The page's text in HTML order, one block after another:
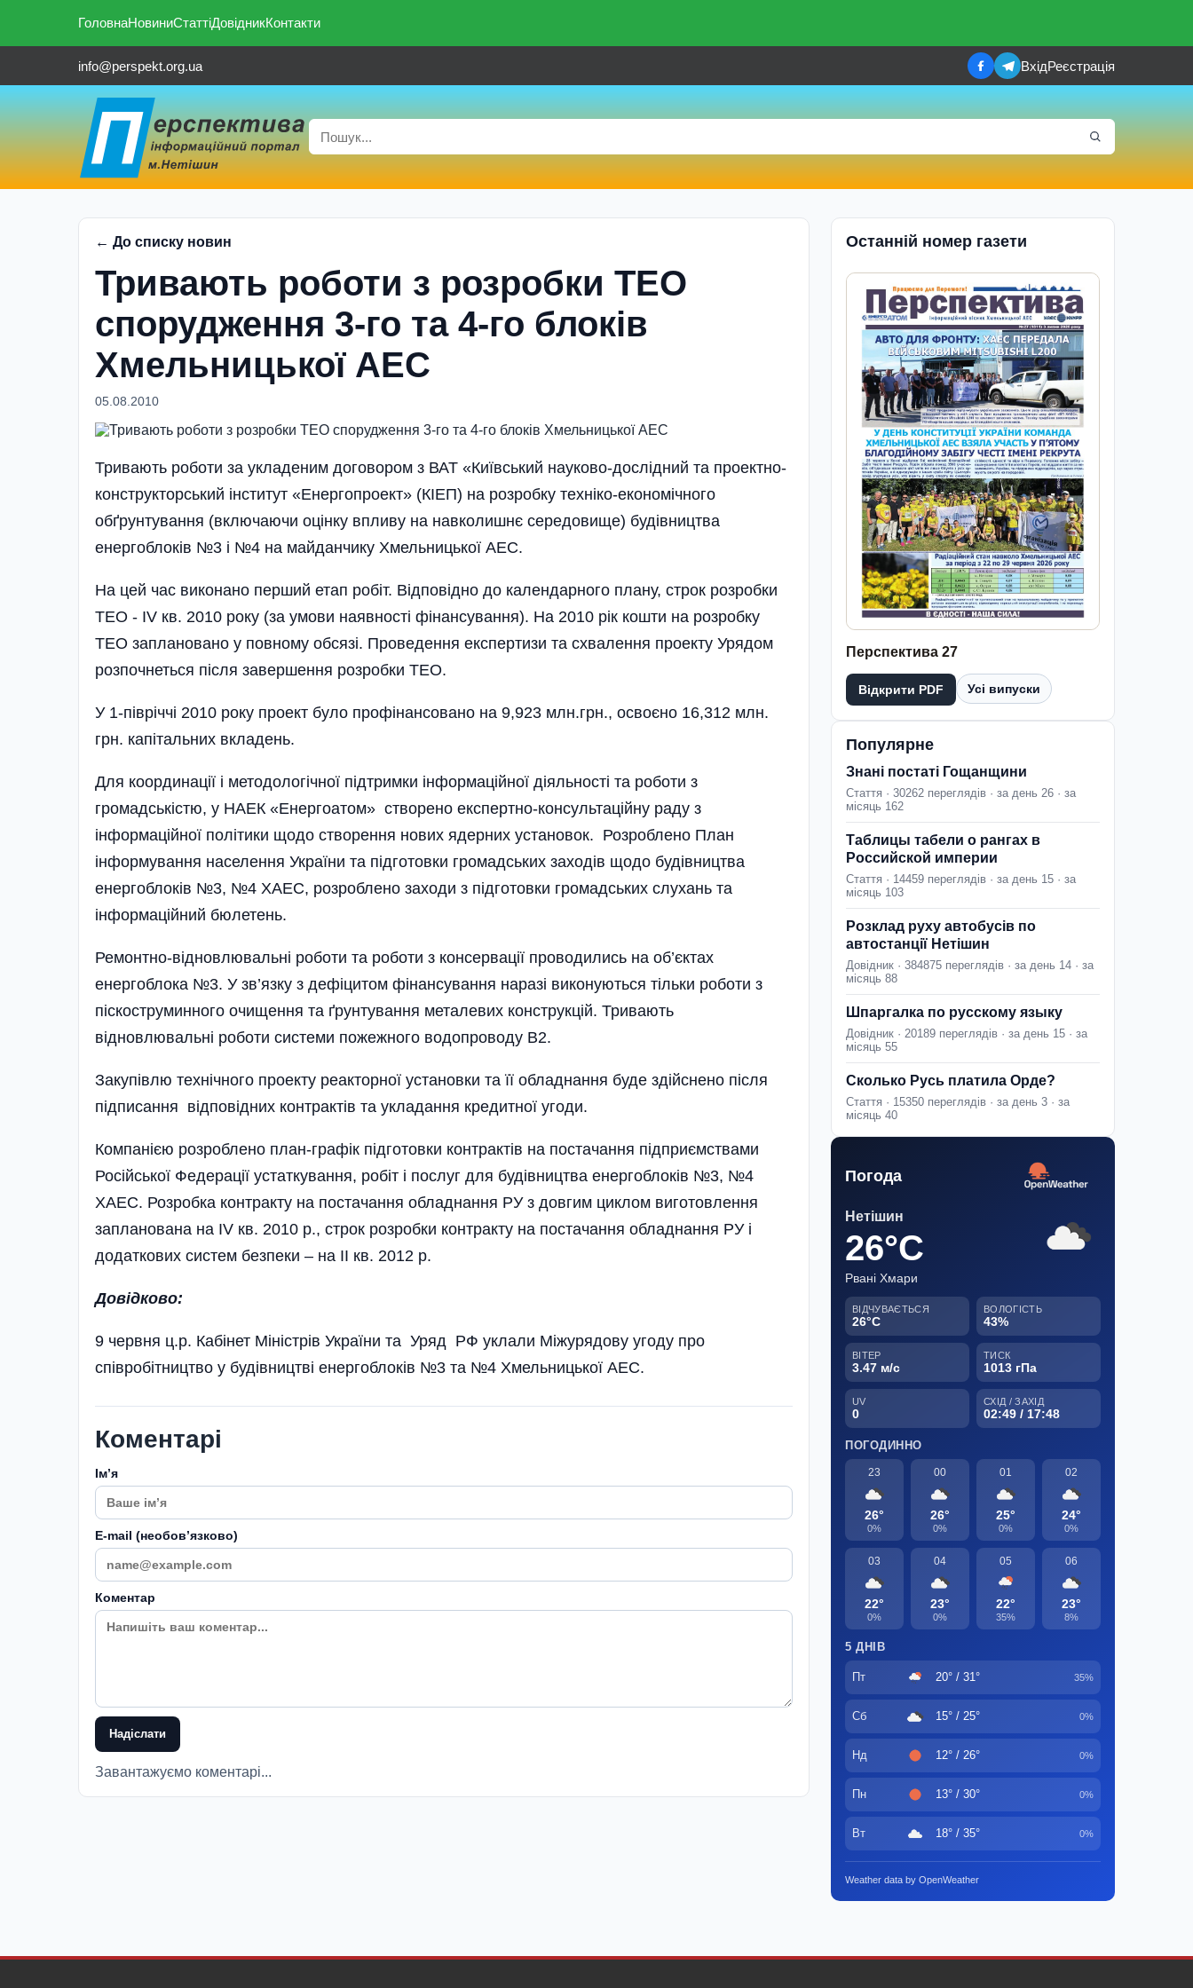
ГоловнаНовиниСтаттіДовідникКонтакти
info@perspekt.org.ua ВхідРеєстрація
← До списку новин
Тривають роботи з розробки ТЕО
спорудження 3-го та 4-го блоків
Хмельницької АЕС
05.08.2010
Тривають роботи за укладеним договором з ВАТ «Київський науково-дослідний та проектно-
конструкторський інститут «Енергопроект» (КІЕП) на розробку техніко-економі­чного
обґрунтування (включаючи оці­нку впливу на навколишнє середовище) будівництва
енергоблоків №3 і №4 на майданчику Хмельницької АЕС.
На цей час виконано перший етап робіт. Відповідно до календарного плану, строк розробки
ТЕО - IV кв. 2010 року (за умови наявності фінансування). На 2010 рік кошти на розробку
ТЕО заплановано у повному обсязі. Проведення експертизи та схвалення проекту Урядом
розпочнеться після завершення розробки ТЕО.
У 1-півріччі 2010 року проект було профінансовано на 9,923 млн.грн., освоєно 16,312 млн.
грн. капітальних вкладень.
Для координації і методологічної підтримки інформаційної діяльності та роботи з
громадськістю, у НАЕК «Енергоатом» створено експертно-консультаційну раду з
інформаційної політики щодо створення нових ядерних установок. Розроблено План
інформування населення України та підготовки громадських заходів щодо будівництва
енергоблоків №3, №4 ХАЕС, розроблено заходи з підготовки громадських слухань та
інформаційний бюлетень.
Ремонтно-відновлювальні роботи та роботи з консервації проводились на об’єктах
енергоблока №3. У зв’язку з дефіцитом фінансування наразі виконуються тільки роботи з
піскоструминного очищення та ґрунтування металевих конструкцій. Тривають
відновлювальні роботи системи пожежного водопроводу В2.
Закупівлю технічного проекту реакторної установки та її обладнання буде здійснено після
підписання відповідних контрактів та укладання кредитної угоди.
Компанією розроблено план-графік підготовки контрактів на постачання підприємствами
Російської Федерації устаткування, робіт і послуг для будівництва енергоблоків №3, №4
ХАЕС. Розробка контракту на постачання обладнання РУ з довгим циклом виготовлення
запланована на IV кв. 2010 р., строк розробки контракту на постачання обладнання РУ і
додаткових систем безпеки – на II кв. 2012 р.
Довідково:
9 червня ц.р. Кабінет Міністрів України та Уряд РФ уклали Міжурядову угоду про
співробітництво у буді­вництві енергоблоків №3 та №4 Хмельницької АЕС.
Коментарі
Імʼя
E-mail (необовʼязково)
Коментар
Надіслати
Завантажуємо коментарі...
Останній номер газети
Перспектива 27
Відкрити PDF Усі випуски
Популярне
Знані постаті Гощанщини
Стаття · 30262 переглядів · за день 26 · за
місяць 162
Таблицы табели о рангах в
Российской империи
Стаття · 14459 переглядів · за день 15 · за
місяць 103
Розклад руху автобусів по
автостанції Нетішин
Довідник · 384875 переглядів · за день 14 · за
місяць 88
Шпаргалка по русскому языку
Довідник · 20189 переглядів · за день 15 · за
місяць 55
Сколько Русь платила Орде?
Стаття · 15350 переглядів · за день 3 · за
місяць 40
Погода
Нетішин
26°C
Рвані Хмари
ВІДЧУВАЄТЬСЯ
26°C
ВОЛОГІСТЬ
43%
ВІТЕР
3.47 м/с
ТИСК
1013 гПа
UV
0
СХІД / ЗАХІД
02:49 / 17:48
ПОГОДИННО
23
26°
0%
00
26°
0%
01
25°
0%
02
24°
0%
03
22°
0%
04
23°
0%
05
22°
35%
06
23°
8%
5 ДНІВ
Пт 20° / 31° 35%
Сб 15° / 25° 0%
Нд 12° / 26° 0%
Пн 13° / 30° 0%
Вт 18° / 35° 0%
Weather data by OpenWeather